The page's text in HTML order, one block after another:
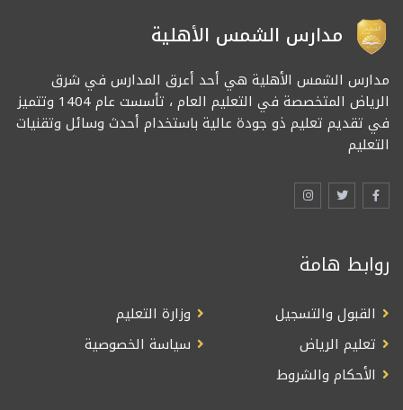
مدارس الشمس الأهلية
مدارس الشمس الأهلية هي أحد أعرق المدارس في شرق
الرياض المتخصصة في التعليم العام ، تأسست عام 1404 وتتميز
في تقديم تعليم ذو جودة عالية باستخدام أحدث وسائل وتقنيات
التعليم
روابط هامة
القبول والتسجيل
وزارة التعليم
تعليم الرياض
سياسة الخصوصية
الأحكام والشروط